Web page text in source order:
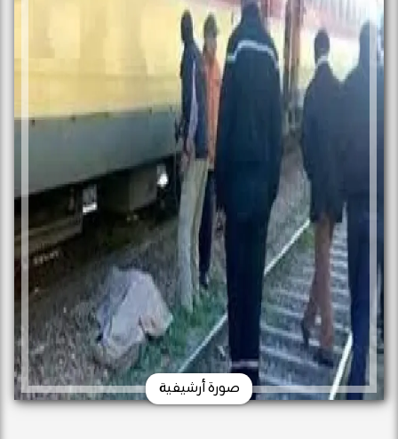
صورة أرشيفية